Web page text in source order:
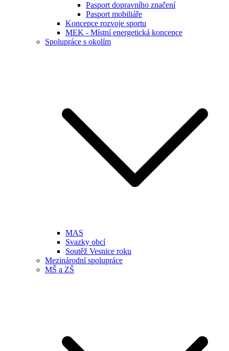
Pasport dopravního značení
Pasport mobiliáře
Koncepce rozvoje sportu
MEK - Místní energetická koncepce
Spolupráce s okolím
MAS
Svazky obcí
Soutěž Vesnice roku
Mezinárodní spolupráce
MŠ a ZŠ